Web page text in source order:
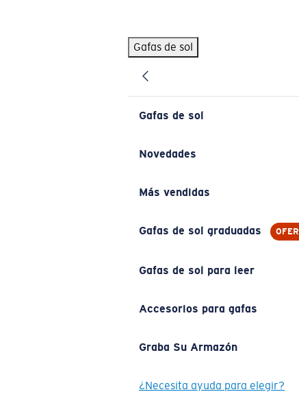
Gafas de sol
Gafas de sol
Novedades
Más vendidas
Gafas de sol graduadas
Gafas de sol para leer
Accesorios para gafas
Graba Su Armazón
¿Necesita ayuda para elegir?
BÚSQUEDAS POPULARES
Pilothouse PRO Limited Edition Pack
Gafas de sol personalizadas
Los más vendidos de gafas de sol